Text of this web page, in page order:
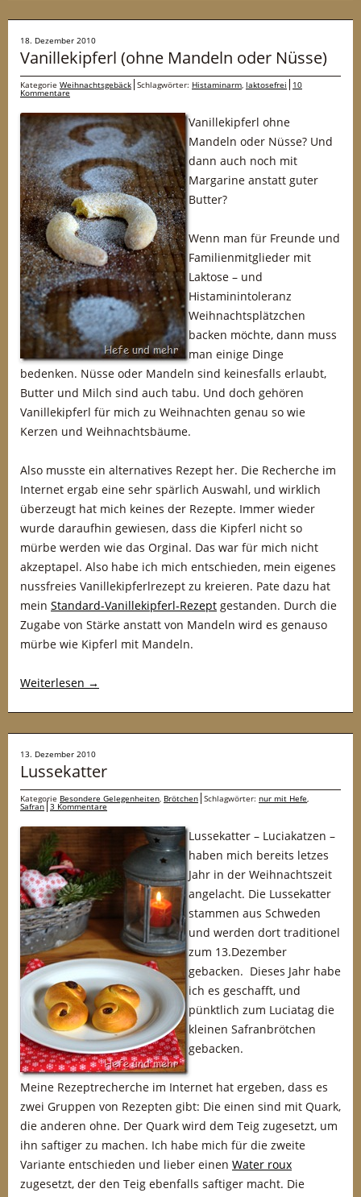
18. Dezember 2010
Vanillekipferl (ohne Mandeln oder Nüsse)
Kategorie Weihnachtsgebäck Schlagwörter: Histaminarm, laktosefrei 10
Kommentare
Vanillekipferl ohne
Mandeln oder Nüsse? Und
dann auch noch mit
Margarine anstatt guter
Butter?
Wenn man für Freunde und
Familienmitglieder mit
Laktose – und
Histaminintoleranz
Weihnachtsplätzchen
backen möchte, dann muss
man einige Dinge
bedenken. Nüsse oder Mandeln sind keinesfalls erlaubt,
Butter und Milch sind auch tabu. Und doch gehören
Vanillekipferl für mich zu Weihnachten genau so wie
Kerzen und Weihnachtsbäume.
Also musste ein alternatives Rezept her. Die Recherche im
Internet ergab eine sehr spärlich Auswahl, und wirklich
überzeugt hat mich keines der Rezepte. Immer wieder
wurde daraufhin gewiesen, dass die Kipferl nicht so
mürbe werden wie das Orginal. Das war für mich nicht
akzeptapel. Also habe ich mich entschieden, mein eigenes
nussfreies Vanillekipferlrezept zu kreieren. Pate dazu hat
mein Standard-Vanillekipferl-Rezept gestanden. Durch die
Zugabe von Stärke anstatt von Mandeln wird es genauso
mürbe wie Kipferl mit Mandeln.
Weiterlesen →
13. Dezember 2010
Lussekatter
Kategorie Besondere Gelegenheiten, Brötchen Schlagwörter: nur mit Hefe,
Safran 3 Kommentare
Lussekatter – Luciakatzen –
haben mich bereits letzes
Jahr in der Weihnachtszeit
angelacht. Die Lussekatter
stammen aus Schweden
und werden dort traditionel
zum 13.Dezember
gebacken. Dieses Jahr habe
ich es geschafft, und
pünktlich zum Luciatag die
kleinen Safranbrötchen
gebacken.
Meine Rezeptrecherche im Internet hat ergeben, dass es
zwei Gruppen von Rezepten gibt: Die einen sind mit Quark,
die anderen ohne. Der Quark wird dem Teig zugesetzt, um
ihn saftiger zu machen. Ich habe mich für die zweite
Variante entschieden und lieber einen Water roux
zugesetzt, der den Teig ebenfalls saftiger macht. Die